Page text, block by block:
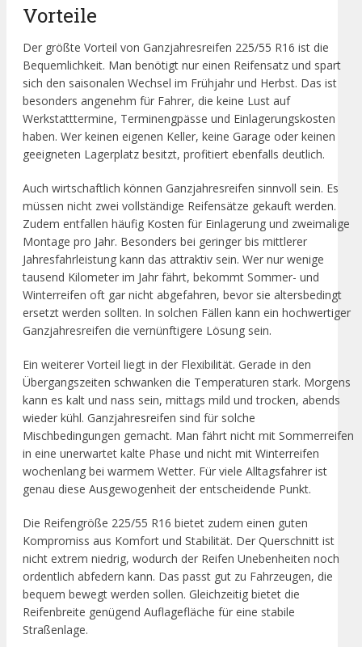
Vorteile
Der größte Vorteil von Ganzjahresreifen 225/55 R16 ist die
Bequemlichkeit. Man benötigt nur einen Reifensatz und spart
sich den saisonalen Wechsel im Frühjahr und Herbst. Das ist
besonders angenehm für Fahrer, die keine Lust auf
Werkstatttermine, Terminengpässe und Einlagerungskosten
haben. Wer keinen eigenen Keller, keine Garage oder keinen
geeigneten Lagerplatz besitzt, profitiert ebenfalls deutlich.
Auch wirtschaftlich können Ganzjahresreifen sinnvoll sein. Es
müssen nicht zwei vollständige Reifensätze gekauft werden.
Zudem entfallen häufig Kosten für Einlagerung und zweimalige
Montage pro Jahr. Besonders bei geringer bis mittlerer
Jahresfahrleistung kann das attraktiv sein. Wer nur wenige
tausend Kilometer im Jahr fährt, bekommt Sommer- und
Winterreifen oft gar nicht abgefahren, bevor sie altersbedingt
ersetzt werden sollten. In solchen Fällen kann ein hochwertiger
Ganzjahresreifen die vernünftigere Lösung sein.
Ein weiterer Vorteil liegt in der Flexibilität. Gerade in den
Übergangszeiten schwanken die Temperaturen stark. Morgens
kann es kalt und nass sein, mittags mild und trocken, abends
wieder kühl. Ganzjahresreifen sind für solche
Mischbedingungen gemacht. Man fährt nicht mit Sommerreifen
in eine unerwartet kalte Phase und nicht mit Winterreifen
wochenlang bei warmem Wetter. Für viele Alltagsfahrer ist
genau diese Ausgewogenheit der entscheidende Punkt.
Die Reifengröße 225/55 R16 bietet zudem einen guten
Kompromiss aus Komfort und Stabilität. Der Querschnitt ist
nicht extrem niedrig, wodurch der Reifen Unebenheiten noch
ordentlich abfedern kann. Das passt gut zu Fahrzeugen, die
bequem bewegt werden sollen. Gleichzeitig bietet die
Reifenbreite genügend Auflagefläche für eine stabile
Straßenlage.